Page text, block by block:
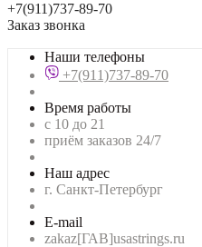
+7(911)737-89-70
Заказ звонка
Наши телефоны
+7(911)737-89-70
Время работы
с 10 до 21
приём заказов 24/7
Наш адрес
г. Санкт-Петербург
E-mail
zakaz[ГАВ]usastrings.ru